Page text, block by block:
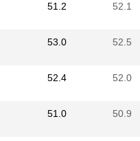
51.2 52.1
53.0 52.5
52.4 52.0
51.0 50.9